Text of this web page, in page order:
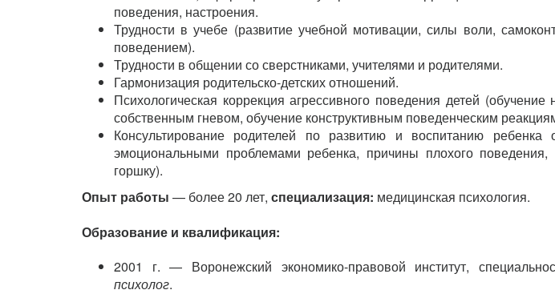
поведения, настроения.
Трудности в учебе (развитие учебной мотивации, силы воли,
поведением).
Трудности в общении со сверстниками, учителями и родителями.
Гармонизация родительско-детских отношений.
Психологическая коррекция агрессивного поведения детей
собственным гневом, обучение конструктивным поведенческим
Консультирование родителей по развитию и воспитанию
эмоциональными проблемами ребенка, причины плохого поведения,
горшку).
Опыт работы — более 20 лет, специализация: медицинская психология.
Образование и квалификация:
2001 г. — Воронежский экономико-правовой институт,
психолог.